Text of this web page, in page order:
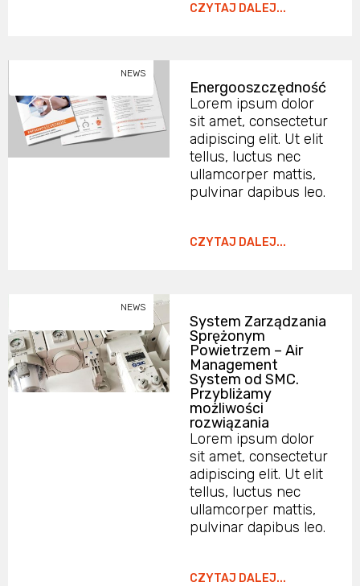
CZYTAJ DALEJ...
NEWS
Energooszczędność
Lorem ipsum dolor
sit amet, consectetur
adipiscing elit. Ut elit
tellus, luctus nec
ullamcorper mattis,
pulvinar dapibus leo.
CZYTAJ DALEJ...
NEWS
System Zarządzania
Sprężonym
Powietrzem – Air
Management
System od SMC.
Przybliżamy
możliwości
rozwiązania
Lorem ipsum dolor
sit amet, consectetur
adipiscing elit. Ut elit
tellus, luctus nec
ullamcorper mattis,
pulvinar dapibus leo.
CZYTAJ DALEJ...